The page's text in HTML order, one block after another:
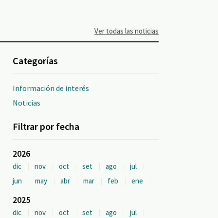
Ver todas las noticias
Categorías
Información de interés
Noticias
Filtrar por fecha
2026
dic nov oct set ago
jul
jun
may abr mar feb ene
2025
dic nov oct set ago
jul